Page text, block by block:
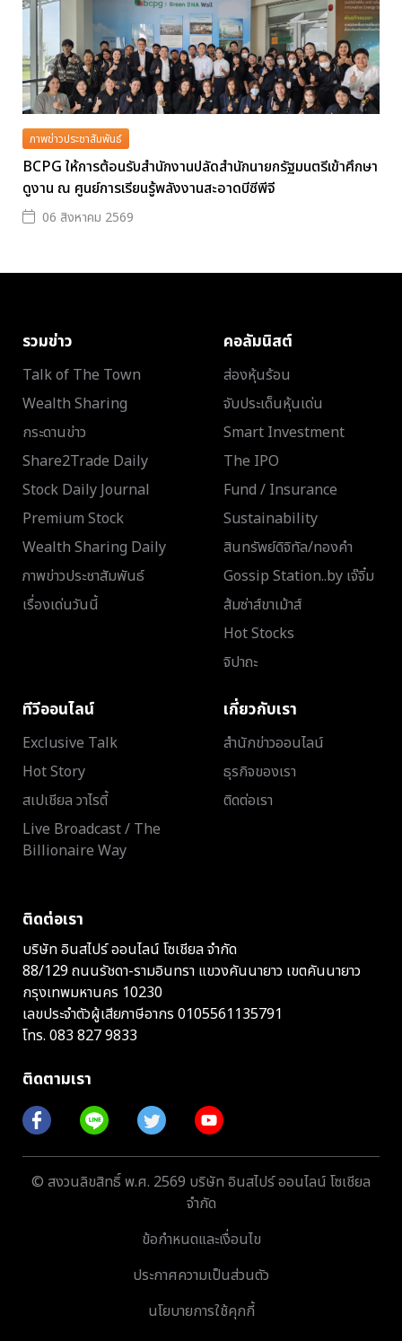
ภาพข่าวประชาสัมพันธ์
BCPG ให้การต้อนรับสำนักงานปลัดสำนักนายกรัฐมนตรีเข้าศึกษา
ดูงาน ณ ศูนย์การเรียนรู้พลังงานสะอาดบีซีพีจี
06 สิงหาคม 2569
รวมข่าว
Talk of The Town
Wealth Sharing
กระดานข่าว
Share2Trade Daily
Stock Daily Journal
Premium Stock
Wealth Sharing Daily
ภาพข่าวประชาสัมพันธ์
เรื่องเด่นวันนี้
คอลัมนิสต์
ส่องหุ้นร้อน
จับประเด็นหุ้นเด่น
Smart Investment
The IPO
Fund / Insurance
Sustainability
สินทรัพย์ดิจิทัล/ทองคำ
Gossip Station..by เจ๊จิ๋ม
ส้มซ่าส์ขาเม้าส์
Hot Stocks
จิปาถะ
ทีวีออนไลน์
Exclusive Talk
Hot Story
สเปเชียล วาไรตี้
Live Broadcast / The
Billionaire Way
เกี่ยวกับเรา
สำนักข่าวออนไลน์
ธุรกิจของเรา
ติดต่อเรา
ติดต่อเรา
บริษัท อินสไปร์ ออนไลน์ โซเชียล จำกัด
88/129 ถนนรัชดา-รามอินทรา แขวงคันนายาว เขตคันนายาว
กรุงเทพมหานคร 10230
เลขประจำตัวผู้เสียภาษีอากร 0105561135791
โทร. 083 827 9833
ติดตามเรา
© สงวนลิขสิทธิ์ พ.ศ. 2569 บริษัท อินสไปร์ ออนไลน์ โซเชียล
จำกัด
ข้อกำหนดและเงื่อนไข
ประกาศความเป็นส่วนตัว
นโยบายการใช้คุกกี้